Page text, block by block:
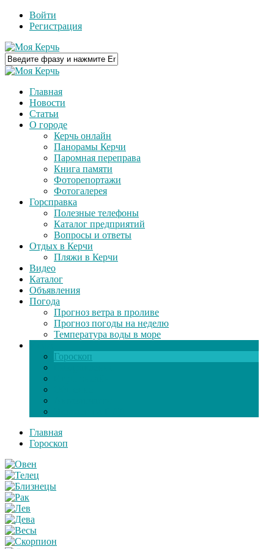
Войти
Регистрация
Главная
Новости
Статьи
О городе
Керчь онлайн
Панорамы Керчи
Паромная переправа
Книга памяти
Фоторепортажи
Фотогалерея
Горсправка
Полезные телефоны
Каталог предприятий
Вопросы и ответы
Отдых в Керчи
Пляжи в Керчи
Видео
Каталог
Объявления
Погода
Прогноз ветра в проливе
Прогноз погоды на неделю
Температура воды в море
Гороскоп
Главная
Гороскоп